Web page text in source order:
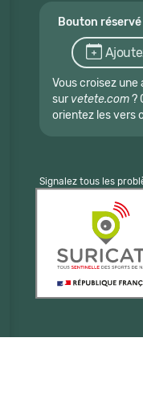
Bouton
Vous croisez
sur vetete.com?
orientez les vers
Signalez tous les